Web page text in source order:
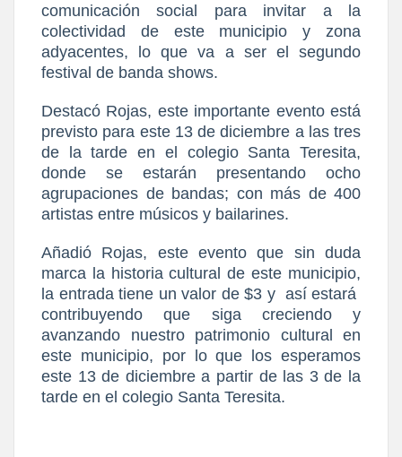
comunicación social para invitar a la
colectividad de este municipio y zona
adyacentes, lo que va a ser el segundo
festival de banda shows.
Destacó Rojas, este importante evento está
previsto para este 13 de diciembre a las tres
de la tarde en el colegio Santa Teresita,
donde se estarán presentando ocho
agrupaciones de bandas; con más de 400
artistas entre músicos y bailarines.
Añadió Rojas, este evento que sin duda
marca la historia cultural de este municipio,
la entrada tiene un valor de $3 y así estará
contribuyendo que siga creciendo y
avanzando nuestro patrimonio cultural en
este municipio, por lo que los esperamos
este 13 de diciembre a partir de las 3 de la
tarde en el colegio Santa Teresita.